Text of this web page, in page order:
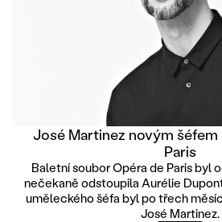
José Martinez novým
Paris
Baletní soubor Opéra de Paris byl
nečekaně odstoupila Aurélie
uměleckého šéfa byl po třech
José Martinez.